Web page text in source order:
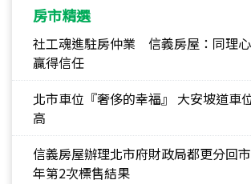
房市精選
社工魂進駐房仲業 信義房屋：同理
贏得信任
北市車位『奢侈的幸福』 大安坡道車
高
信義房屋辦理北市府財政局都更分回
年第2次標售結果